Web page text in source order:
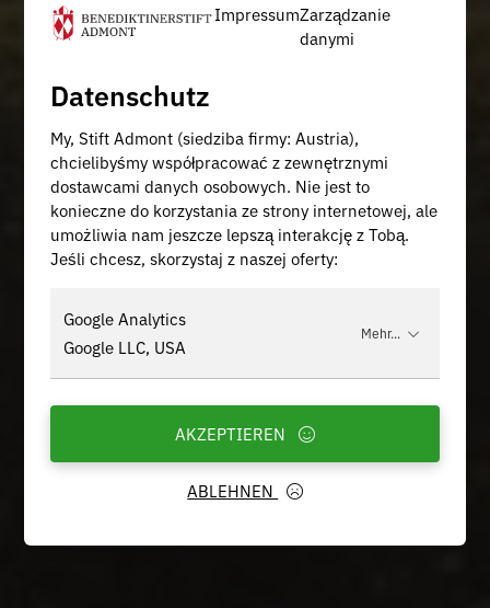
ImpressumZarządzanie
danymi
Datenschutz
My, Stift Admont (siedziba firmy: Austria),
chcielibyśmy współpracować z zewnętrznymi
dostawcami danych osobowych. Nie jest to
konieczne do korzystania ze strony internetowej, ale
umożliwia nam jeszcze lepszą interakcję z Tobą.
Jeśli chcesz, skorzystaj z naszej oferty:
Google Analytics
Google LLC, USA
Mehr...
ABLEHNEN
AKZEPTIEREN